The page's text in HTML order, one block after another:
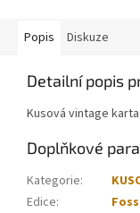
Popis Diskuze
Detailní popis
Kusová vintage
Doplňkové
Kategorie:
Edice: